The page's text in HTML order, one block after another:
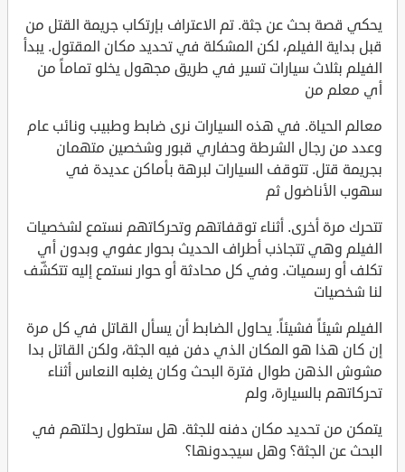
يحكي قصة بحث عن جثة. تم الاعتراف بإرتكاب جريمة القتل من
قبل بداية الفيلم، لكن المشكلة في تحديد مكان المقتول. يبدأ
الفيلم بثلاث سيارات تسير في طريق مجهول يخلو تماماً من
أي معلم من
معالم الحياة. في هذه السيارات نرى ضابط وطبيب ونائب عام
وعدد من رجال الشرطة وحفاري قبور وشخصين متهمان
بجريمة قتل. تتوقف السيارات لبرهة بأماكن عديدة في
سهوب الأناضول ثم
تتحرك مرة أخرى. أثناء توقفاتهم وتحركاتهم نستمع لشخصيات
الفيلم وهي تتجاذب أطراف الحديث بحوار عفوي وبدون أي
تكلف أو رسميات. وفي كل محادثة أو حوار نستمع إليه تتكشّف
لنا شخصيات
الفيلم شيئاً فشيئاً. يحاول الضابط أن يسأل القاتل في كل مرة
إن كان هذا هو المكان الذي دفن فيه الجثة، ولكن القاتل بدا
مشوش الذهن طوال فترة البحث وكان يغلبه النعاس أثناء
تحركاتهم بالسيارة، ولم
يتمكن من تحديد مكان دفنه للجثة. هل ستطول رحلتهم في
البحث عن الجثة؟ وهل سيجدونها؟